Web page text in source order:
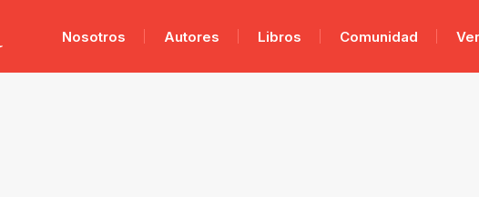
Nosotros Autores Libros Comunidad